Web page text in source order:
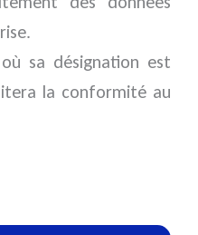
sa désignation est
la conformité au